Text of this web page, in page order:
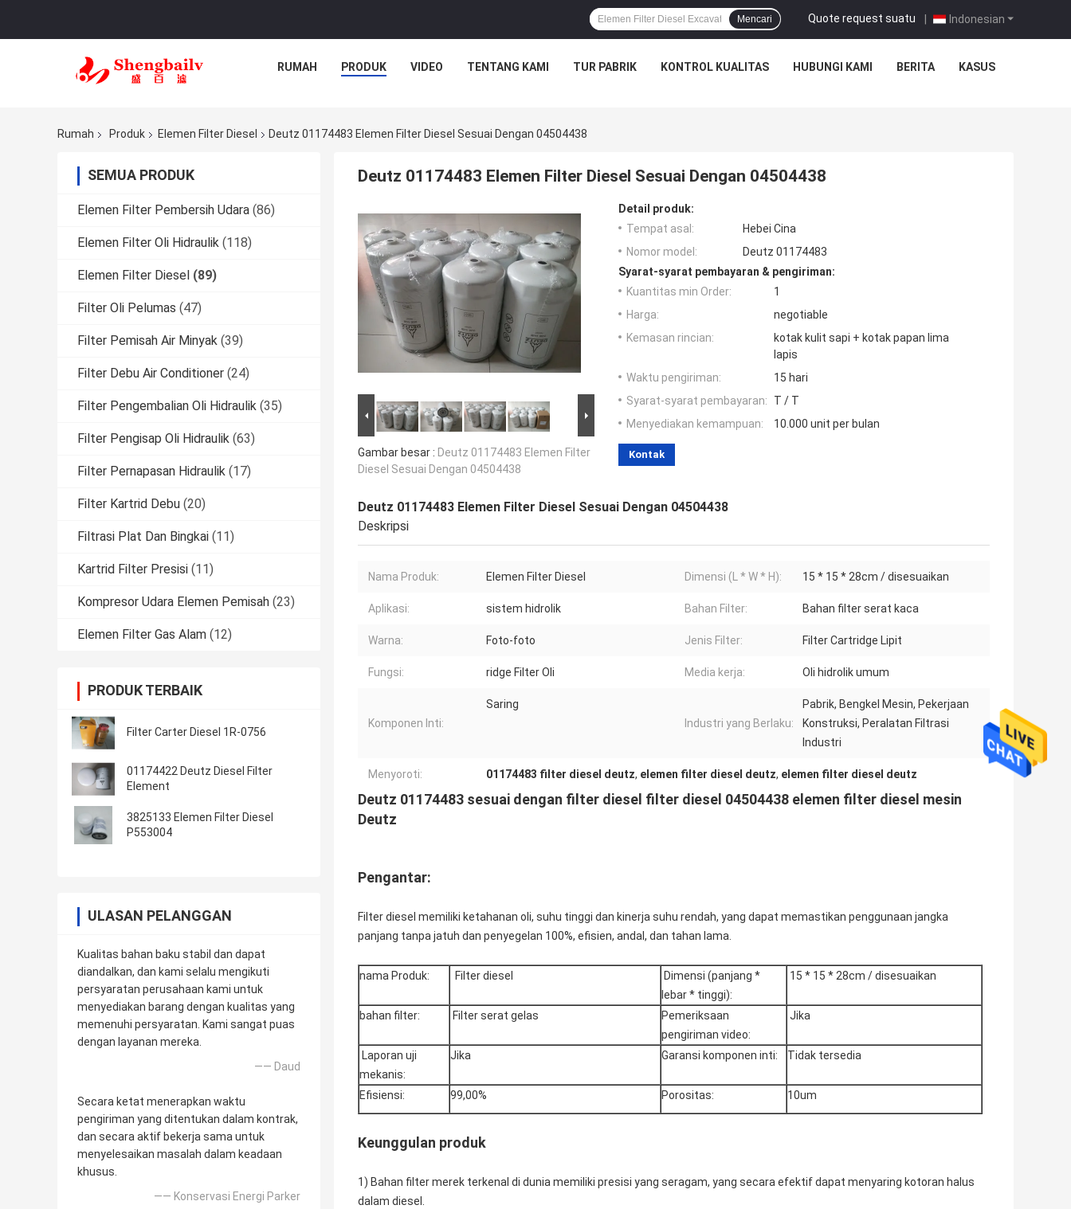
Indonesian
Quote request suatu |
Mencari
RUMAH PRODUK VIDEO TENTANG KAMI TUR PABRIK KONTROL KUALITAS HUBUNGI KAMI BERITA KASUS
Rumah Produk Elemen Filter Diesel Deutz 01174483 Elemen Filter Diesel Sesuai Dengan 04504438
SEMUA PRODUK
Elemen Filter Pembersih Udara (86)
Elemen Filter Oli Hidraulik (118)
Elemen Filter Diesel (89)
Filter Oli Pelumas (47)
Filter Pemisah Air Minyak (39)
Filter Debu Air Conditioner (24)
Filter Pengembalian Oli Hidraulik (35)
Filter Pengisap Oli Hidraulik (63)
Filter Pernapasan Hidraulik (17)
Filter Kartrid Debu (20)
Filtrasi Plat Dan Bingkai (11)
Kartrid Filter Presisi (11)
Kompresor Udara Elemen Pemisah (23)
Elemen Filter Gas Alam (12)
PRODUK TERBAIK
Filter Carter Diesel 1R-0756
01174422 Deutz Diesel Filter
Element
3825133 Elemen Filter Diesel
P553004
ULASAN PELANGGAN
Kualitas bahan baku stabil dan dapat
diandalkan, dan kami selalu mengikuti
persyaratan perusahaan kami untuk
menyediakan barang dengan kualitas yang
memenuhi persyaratan. Kami sangat puas
dengan layanan mereka.
—— Daud
Secara ketat menerapkan waktu
pengiriman yang ditentukan dalam kontrak,
dan secara aktif bekerja sama untuk
menyelesaikan masalah dalam keadaan
khusus.
—— Konservasi Energi Parker
Deutz 01174483 Elemen Filter Diesel Sesuai Dengan 04504438
Gambar besar : Deutz 01174483 Elemen Filter
Diesel Sesuai Dengan 04504438
Detail produk:
Tempat asal:
Hebei Cina
Nomor model:
Deutz 01174483
Syarat-syarat pembayaran & pengiriman:
Kuantitas min Order:
1
Harga:
negotiable
Kemasan rincian:
kotak kulit sapi + kotak papan lima
lapis
Waktu pengiriman:
15 hari
Syarat-syarat pembayaran:
T / T
Menyediakan kemampuan:
10.000 unit per bulan
Kontak
Deutz 01174483 Elemen Filter Diesel Sesuai Dengan 04504438
Deskripsi
Nama Produk: Elemen Filter Diesel Dimensi (L * W * H): 15 * 15 * 28cm / disesuaikan
Aplikasi: sistem hidrolik Bahan Filter: Bahan filter serat kaca
Warna: Foto-foto Jenis Filter: Filter Cartridge Lipit
Fungsi: ridge Filter Oli Media kerja: Oli hidrolik umum
Komponen Inti:
Saring
Industri yang Berlaku:
Pabrik, Bengkel Mesin, Pekerjaan
Konstruksi, Peralatan Filtrasi
Industri
Menyoroti: 01174483 filter diesel deutz, elemen filter diesel deutz, elemen filter diesel deutz
Deutz 01174483 sesuai dengan filter diesel filter diesel 04504438 elemen filter diesel mesin
Deutz
Pengantar:
Filter diesel memiliki ketahanan oli, suhu tinggi dan kinerja suhu rendah, yang dapat memastikan penggunaan jangka
panjang tanpa jatuh dan penyegelan 100%, efisien, andal, dan tahan lama.
nama Produk: Filter diesel
Dimensi (panjang *
lebar * tinggi):
15 * 15 * 28cm / disesuaikan
bahan filter: Filter serat gelas
Pemeriksaan
pengiriman video:
Jika
Laporan uji
mekanis:
Jika Garansi komponen inti: Tidak tersedia
Efisiensi: 99,00% Porositas: 10um
Keunggulan produk
1) Bahan filter merek terkenal di dunia memiliki presisi yang seragam, yang secara efektif dapat menyaring kotoran halus
dalam diesel.